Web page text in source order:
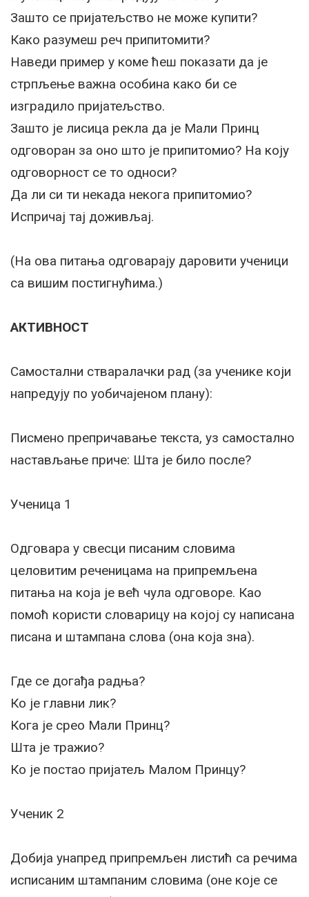
Зашто се пријатељство не може купити?
Како разумеш реч припитомити?
Наведи пример у коме ћеш показати да је
стрпљење важна особина како би се
изградило пријатељство.
Зашто је лисица рекла да је Мали Принц
одговоран за оно што је припитомио? На коју
одговорност се то односи?
Да ли си ти некада некога припитомио?
Испричај тај доживљај.
(На ова питања одговарају даровити ученици
са вишим постигнућима.)
АКТИВНОСТ
Самостални стваралачки рад (за ученике који
напредују по уобичајеном плану):
Писмено препричавање текста, уз самостално
настављање приче: Шта је било после?
Ученица 1
Одговара у свесци писаним словима
целовитим реченицама на припремљена
питања на која је већ чула одговоре. Као
помоћ користи словарицу на којој су написана
писана и штампана слова (она која зна).
Где се догађа радња?
Ко је главни лик?
Кога је срео Мали Принц?
Шта је тражио?
Ко је постао пријатељ Малом Принцу?
Ученик 2
Добија унапред припремљен листић са речима
исписаним штампаним словима (оне које се